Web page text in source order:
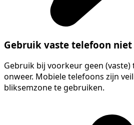
Gebruik vaste telefoon niet
Gebruik bij voorkeur geen
onweer. Mobiele telefoons zijn
bliksemzone te gebruiken.